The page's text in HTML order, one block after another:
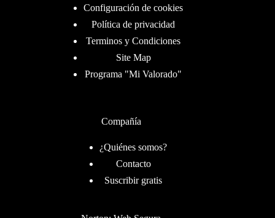
Configuración de cookies
Política de privacidad
Terminos y Condiciones
Site Map
Programa "Mi Valorado"
Compañía
¿Quiénes somos?
Contacto
Suscribir gratis